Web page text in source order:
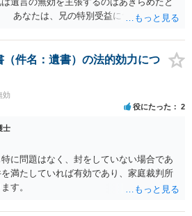
なたは、兄の特別受益について立証し
た方がよいと思います。
（件名：遺書）の法的効力につ
効
役にたった 2
士
特に問題はなく、封をしていない場合であ
満たしていれば有効であり、家庭裁判所
す。